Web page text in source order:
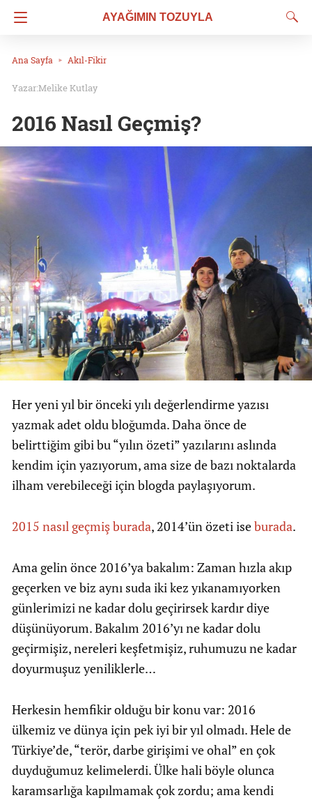
AYAĞIMIN TOZUYLA
Ana Sayfa Akıl-Fikir
Melike Kutlay
2016 Nasıl Geçmiş?
Her yeni yıl bir önceki yılı değerlendirme yazısı
yazmak adet oldu bloğumda. Daha önce de
belirttiğim gibi bu “yılın özeti” yazılarını aslında
kendim için yazıyorum, ama size de bazı noktalarda
ilham verebileceği için blogda paylaşıyorum.
2015 nasıl geçmiş burada, 2014’ün özeti iseburada.
Ama gelin önce 2016’ya bakalım: Zaman hızla akıp
geçerken ve biz aynı suda iki kez yıkanamıyorken
günlerimizi ne kadar dolu geçirirsek kardır diye
düşünüyorum. Bakalım 2016’yı ne kadar dolu
geçirmişiz, nereleri keşfetmişiz, ruhumuzu ne kadar
doyurmuşuz yeniliklerle…
Herkesin hemfikir olduğu bir konu var: 2016
ülkemiz ve dünya için pek iyi bir yıl olmadı. Hele de
Türkiye’de, “terör, darbe girişimi ve ohal” en çok
duyduğumuz kelimelerdi. Ülke hali böyle olunca
karamsarlığa kapılmamak çok zordu; ama kendi